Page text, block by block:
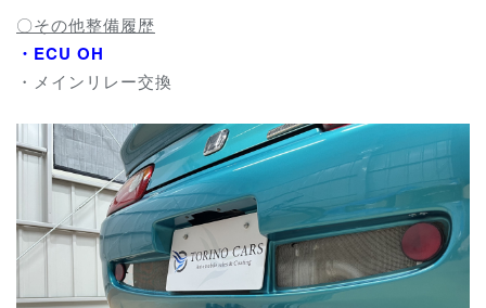
〇その他整備履歴
・ECU OH
・メインリレー交換